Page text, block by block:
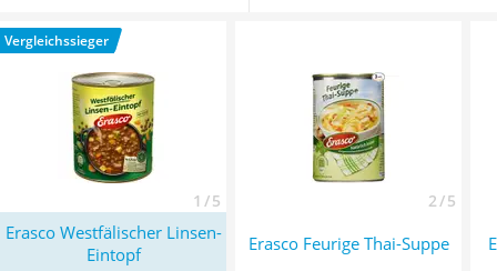
Erythrit
Müsli ohne Zuckerzusatz
aufbewahren können
2026 besonders das Modell
* mit seinen Eigenschaften.
Vergleichssieger
1 / 5 2 / 5
Erasco Westfälischer Linsen-
Eintopf
Erasco Feurige Thai-Suppe